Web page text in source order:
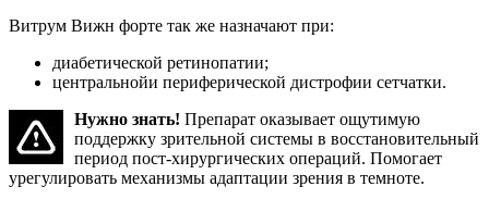
Витрум Вижн форте так же назначают при:
диабетической ретинопатии;
центральнойи периферической дистрофии сетчатки.
Нужно знать! Препарат оказывает ощутимую
поддержку зрительной системы в восстановительный
период пост-хирургических операций. Помогает
урегулировать механизмы адаптации зрения в темноте.